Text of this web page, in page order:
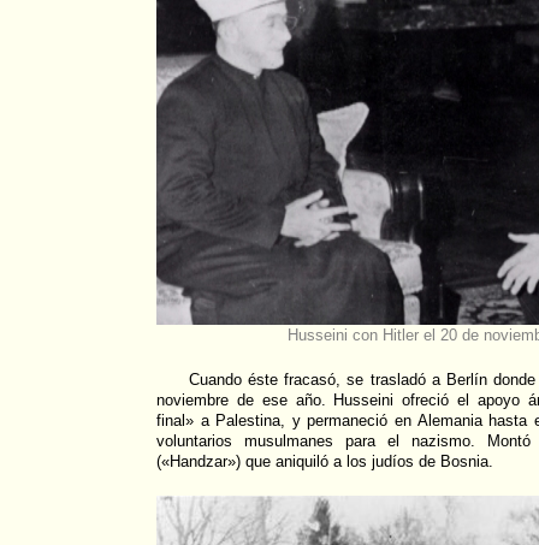
Husseini con Hitler el 20 de
Cuando éste fracasó, se trasladó a Berlín
noviembre de ese año. Husseini ofreció el apoyo
final» a Palestina, y permaneció en Alemania hasta
voluntarios musulmanes para el nazismo.
(«Handzar») que aniquiló a los judíos de Bosnia.